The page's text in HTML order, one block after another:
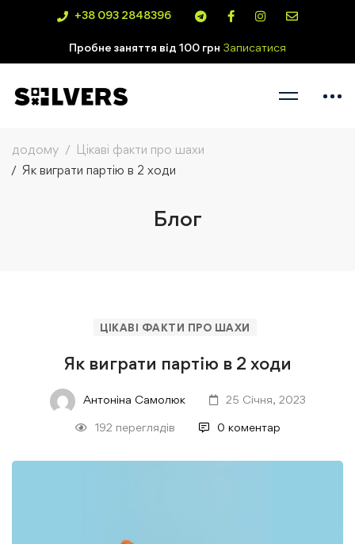
+38 093 2848396
Пробне заняття від 100 грн Записатися
додому
Цікаві факти про шахи
Як виграти партію в 2 ходи
Блог
ЦІКАВІ ФАКТИ ПРО ШАХИ
Як виграти партію в 2 ходи
Антоніна Самолюк 25 Січня, 2023
192 переглядів 0 коментар